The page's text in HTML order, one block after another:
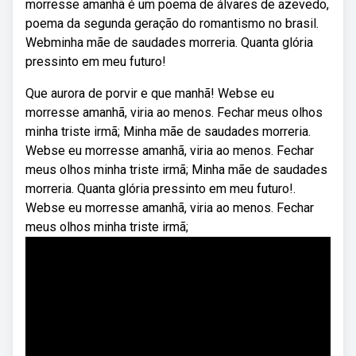
morresse amanhã é um poema de álvares de azevedo,
poema da segunda geração do romantismo no brasil.
Webminha mãe de saudades morreria. Quanta glória
pressinto em meu futuro!
Que aurora de porvir e que manhã! Webse eu
morresse amanhã, viria ao menos. Fechar meus olhos
minha triste irmã; Minha mãe de saudades morreria.
Webse eu morresse amanhã, viria ao menos. Fechar
meus olhos minha triste irmã; Minha mãe de saudades
morreria. Quanta glória pressinto em meu futuro!.
Webse eu morresse amanhã, viria ao menos. Fechar
meus olhos minha triste irmã;